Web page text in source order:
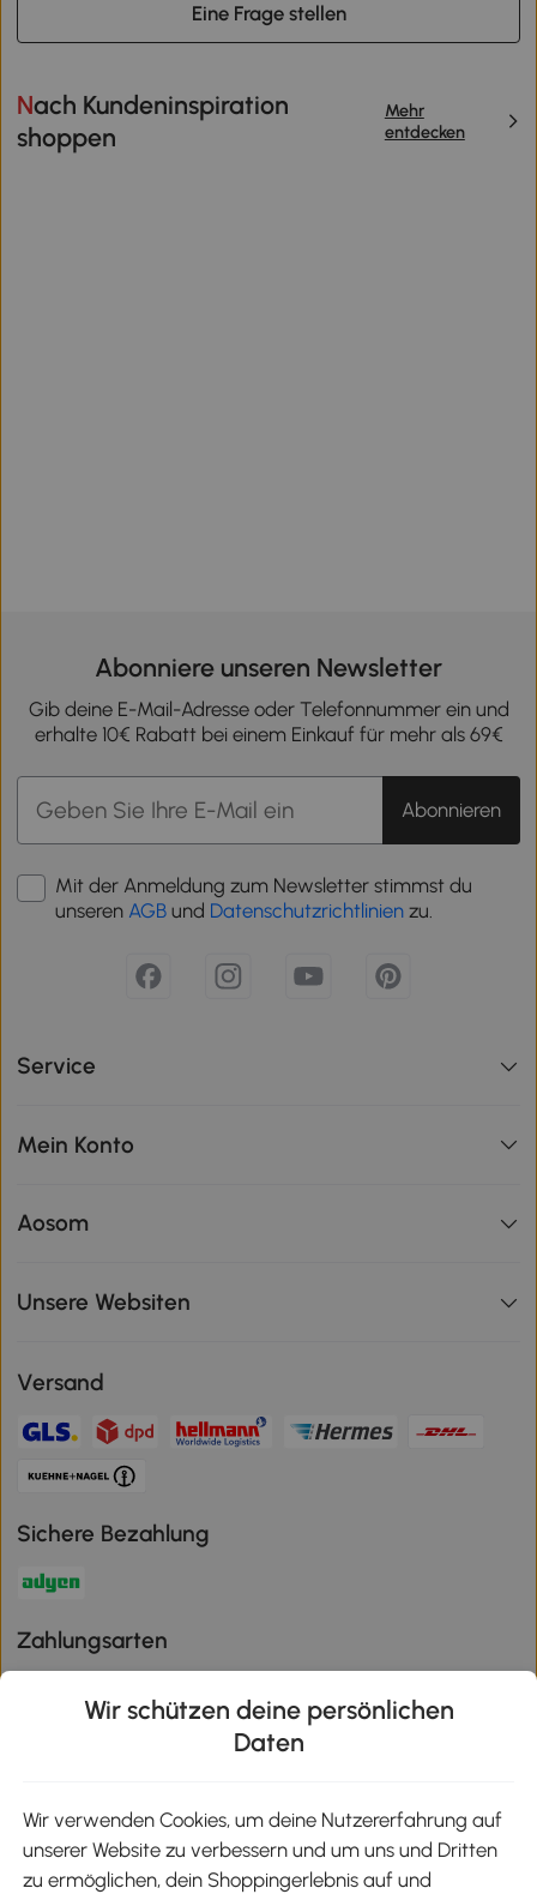
Eine Frage stellen
Nach Kundeninspiration
shoppen
Mehr
entdecken
Abonniere unseren Newsletter
Gib deine E-Mail-Adresse oder Telefonnummer ein und
erhalte 10€ Rabatt bei einem Einkauf für mehr als 69€
Abonnieren
Mit der Anmeldung zum Newsletter stimmst du
unseren AGB und Datenschutzrichtlinien zu.
Service
Mein Konto
Aosom
Unsere Websiten
Versand
Sichere Bezahlung
Zahlungsarten
Aosom-App
Wir schützen deine persönlichen
Daten
Wir verwenden Cookies, um deine Nutzererfahrung auf
unserer Website zu verbessern und um uns und Dritten
zu ermöglichen, dein Shoppingerlebnis auf und